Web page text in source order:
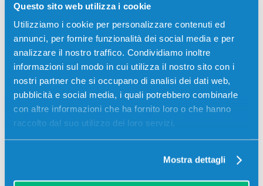
Questo sito web utilizza i cookie
Utilizziamo i cookie per personalizzare contenuti ed
annunci, per fornire funzionalità dei social media e per
analizzare il nostro traffico. Condividiamo inoltre
informazioni sul modo in cui utilizza il nostro sito con i
nostri partner che si occupano di analisi dei dati web,
pubblicità e social media, i quali potrebbero combinarle
con altre informazioni che ha fornito loro o che hanno
raccolto dal suo utilizzo dei loro servizi.
Mostra dettagli
Hp Deskjet 2720E cartucce compatibili